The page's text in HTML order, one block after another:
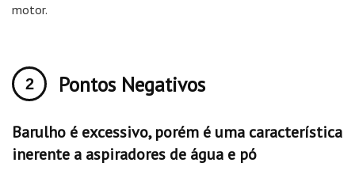
motor.
Pontos Negativos
Barulho é excessivo, porém é uma característica
inerente a aspiradores de água e pó